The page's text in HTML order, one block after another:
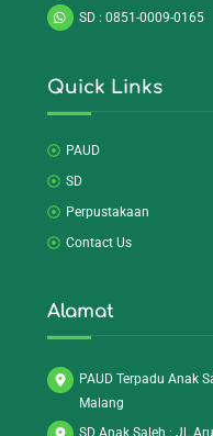
SD : 0851-0009-0165
Quick Links
PAUD
SD
Perpustakaan
Contact Us
Alamat
PAUD Terpadu Anak
Malang